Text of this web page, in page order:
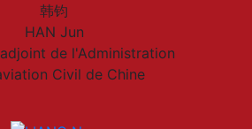
韩钧
HAN Jun
de l'Administration
Civil de Chine